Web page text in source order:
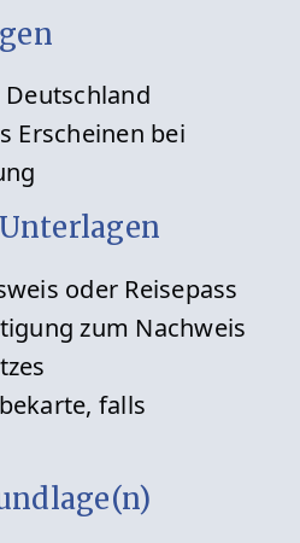
Erscheinen bei
oder Reisepass
zum Nachweis
falls